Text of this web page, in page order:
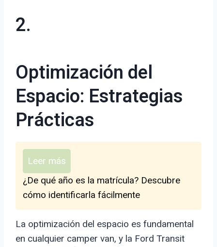
2.
Optimización del
Espacio: Estrategias
Prácticas
Leer más
¿De qué año es la matrícula? Descubre
cómo identificarla fácilmente
La optimización del espacio es fundamental
en cualquier camper van, y la Ford Transit